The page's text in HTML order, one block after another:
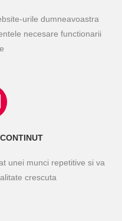
urile dumneavoastra
necesare functionarii
unei munci repetitive si va
crescuta